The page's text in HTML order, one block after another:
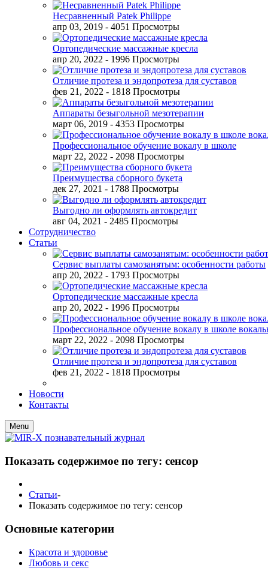
Несравненный Patek Philippe
апр 03, 2019 - 4051 Просмотры
Ортопедические массажные кресла
апр 20, 2022 - 1996 Просмотры
Отличие протеза и эндопротеза для суставов
фев 21, 2022 - 1818 Просмотры
Аппараты безыгольной мезотерапии
март 06, 2019 - 4353 Просмотры
Профессиональное обучение вокалу в школе
март 22, 2022 - 2098 Просмотры
Преимущества сборного букета
дек 27, 2021 - 1788 Просмотры
Выгодно ли оформлять автокредит
авг 04, 2021 - 2485 Просмотры
Сотрудничество
Статьи
Сервис выплаты самозанятым: особенности работы
апр 20, 2022 - 1793 Просмотры
Ортопедические массажные кресла
апр 20, 2022 - 1996 Просмотры
Профессиональное обучение вокалу в школе
март 22, 2022 - 2098 Просмотры
Отличие протеза и эндопротеза для суставов
фев 21, 2022 - 1818 Просмотры
Новости
Контакты
Menu
Показать содержимое по тегу: сенсор
Статьи-
Показать содержимое по тегу: сенсор
Основные категории
Красота и здоровье
Любовь и секс